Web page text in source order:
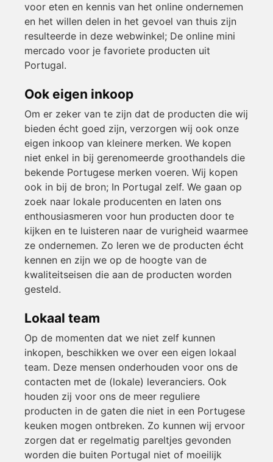
voor eten en kennis van het online ondernemen
en het willen delen in het gevoel van thuis zijn
resulteerde in deze webwinkel; De online mini
mercado voor je favoriete producten uit
Portugal.
Ook eigen inkoop
Om er zeker van te zijn dat de producten die wij
bieden écht goed zijn, verzorgen wij ook onze
eigen inkoop van kleinere merken. We kopen
niet enkel in bij gerenomeerde groothandels die
bekende Portugese merken voeren. Wij kopen
ook in bij de bron; In Portugal zelf. We gaan op
zoek naar lokale producenten en laten ons
enthousiasmeren voor hun producten door te
kijken en te luisteren naar de vurigheid waarmee
ze ondernemen. Zo leren we de producten écht
kennen en zijn we op de hoogte van de
kwaliteitseisen die aan de producten worden
gesteld.
Lokaal team
Op de momenten dat we niet zelf kunnen
inkopen, beschikken we over een eigen lokaal
team. Deze mensen onderhouden voor ons de
contacten met de (lokale) leveranciers. Ook
houden zij voor ons de meer reguliere
producten in de gaten die niet in een Portugese
keuken mogen ontbreken. Zo kunnen wij ervoor
zorgen dat er regelmatig pareltjes gevonden
worden die buiten Portugal niet of moeilijk